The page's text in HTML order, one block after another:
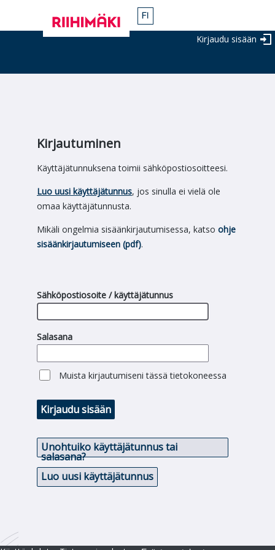
Kirjaudu sisään
Kirjautuminen
Käyttäjätunnuksena toimii sähköpostiosoitteesi.
Luo uusi käyttäjätunnus, jos sinulla ei vielä ole
omaa käyttäjätunnusta.
Mikäli ongelmia sisäänkirjautumisessa, katso ohje
sisäänkirjautumiseen (pdf).
Sähköpostiosoite / käyttäjätunnus
Salasana
Muista kirjautumiseni tässä tietokoneessa
Kirjaudu sisään
Unohtuiko käyttäjätunnus tai
salasana?
Luo uusi käyttäjätunnus